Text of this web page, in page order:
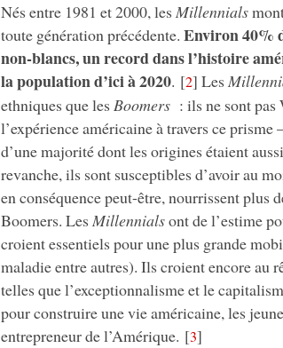
Nés entre 1981 et 2000, les Millennials
toute génération précédente. Environ 40%
non-blancs, un record dans l’histoire
la population d’ici à 2020. [2] Les
ethniques que les Boomers : ils ne sont pas
l’expérience américaine à travers ce
d’une majorité dont les origines étaient
revanche, ils sont susceptibles d’avoir au
en conséquence peut-être, nourrissent plus
Boomers. Les Millennialsont de l’estime
croient essentiels pour une plus grande
maladie entre autres). Ils croient encore au
telles que l’exceptionnalisme et le
pour construire une vie américaine, les
entrepreneur de l’Amérique. [3]